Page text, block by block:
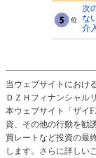
次
な
介
当ウェブサイトにおけ
ＤＺＨフィナンシャル
本ウェブサイト「ザイ
資、その他の行動を勧
買レートなど投資の最
します。さらに詳しい